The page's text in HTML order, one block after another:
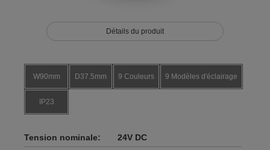
Détails du produit
W90mm D37.5mm 9 Couleurs 9 Modèles d'éclairage
IP23
Tension nominale:
24V DC